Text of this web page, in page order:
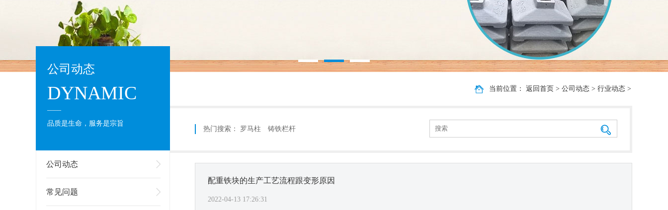
公司动态
DYNAMIC
品质是生命，服务是宗旨
公司动态
常见问题
当前位置： 返回首页 > 公司动态 > 行业动态 >
热门搜索： 罗马柱 铸铁栏杆
配重铁块的生产工艺流程跟变形原因
2022-04-13 17:26:31